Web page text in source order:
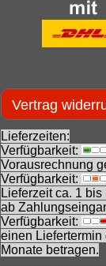
Vertrag
Lieferzeiten:
Verfügbarkeit:
Vorausrechnung
Verfügbarkeit:
Lieferzeit ca. 1
ab
Verfügbarkeit:
einen Liefertermin
Monate betragen.